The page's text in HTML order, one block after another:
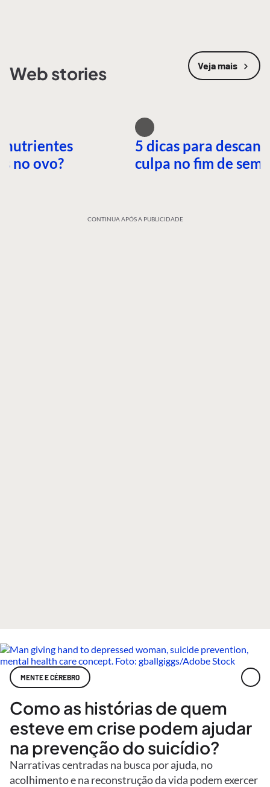
Web stories Veja mais
nutrientes
no ovo?
5 dicas para
culpa no fim de
CONTINUA APÓS A PUBLICIDADE
MENTE E CÉREBRO
Como as histórias de quem
esteve em crise podem ajudar
na prevenção do suicídio?
Narrativas centradas na busca por ajuda, no
acolhimento e na reconstrução da vida podem exercer